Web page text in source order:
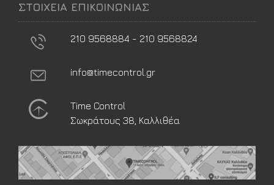
ΣΤΟΙΧΕΙΑ ΕΠΙΚΟΙΝΩΝΙΑΣ
210 9568884 - 210 9568824
info@timecontrol.gr
Time Control
Σωκράτους 38, Καλλιθέα